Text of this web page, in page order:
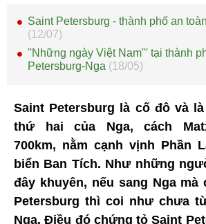
Saint Petersburg - thành phố an
(12/07)
''Những ngày Việt Nam''' tại thành
Petersburg-Nga (18/05)
Saint Petersburg là cố đô và
thứ hai của Nga, cách
700km, nằm cạnh vịnh Phần
biển Ban Tích. Như những
đây khuyên, nếu sang Nga mà
Petersburg thì coi như chưa
Nga. Điều đó chứng tỏ Saint